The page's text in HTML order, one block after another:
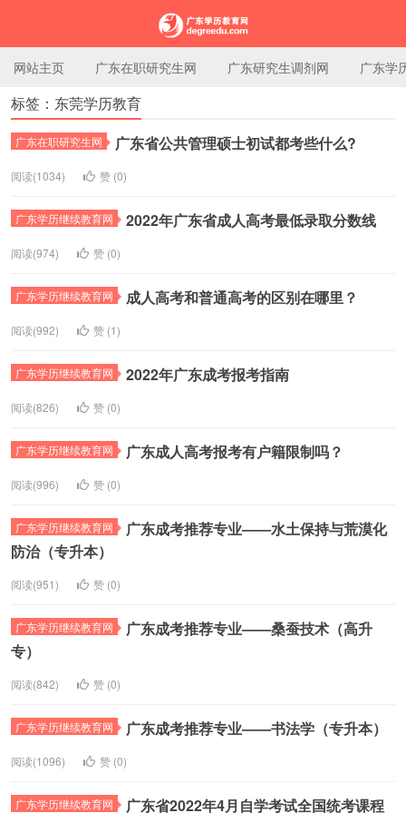
广东学历教育网
网站主页 广东在职研究生网 广东研究生调剂网 广东学
标签：东莞学历教育
广东在职研究生网 广东省公共管理硕士初试都考些什么?
阅读(1034) 赞 (0)
广东学历继续教育网 2022年广东省成人高考最低录取分数线
阅读(974) 赞 (0)
广东学历继续教育网 成人高考和普通高考的区别在哪里？
阅读(992) 赞 (1)
广东学历继续教育网 2022年广东成考报考指南
阅读(826) 赞 (0)
广东学历继续教育网 广东成人高考报考有户籍限制吗？
阅读(996) 赞 (0)
广东学历继续教育网
广东成考推荐专业——水土保持与荒漠化
防治（专升本）
阅读(951) 赞 (0)
广东学历继续教育网
广东成考推荐专业——桑蚕技术（高升
专）
阅读(842) 赞 (0)
广东学历继续教育网 广东成考推荐专业——书法学（专升本）
阅读(1096) 赞 (0)
广东学历继续教育网 广东省2022年4月自学考试全国统考课程